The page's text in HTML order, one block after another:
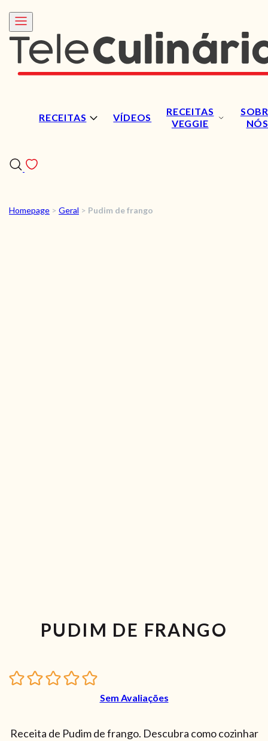
RECEITAS VÍDEOS
RECEITAS
VEGGIE
NÓS
RECEITAS
Homepage > Geral > Pudim de frango
PUDIM DE FRANGO
Sem Avaliações
Receita de Pudim de frango. Descubra como cozinhar